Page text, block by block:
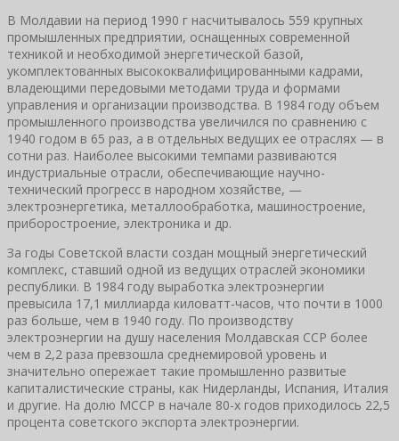
В Молдавии на период 1990 г насчитывалось 559 крупных
промышленных предприятии, оснащенных современной
техникой и необходимой энергетической базой,
укомплектованных высококвалифицированными кадрами,
владеющими передовыми методами труда и формами
управления и организации производства. В 1984 году объем
промышленного производства увеличился по сравнению с
1940 годом в 65 раз, а в отдельных ведущих ее отраслях — в
сотни раз. Наиболее высокими темпами развиваются
индустриальные отрасли, обеспечивающие научно-
технический прогресс в народном хозяйстве, —
электроэнергетика, металлообработка, машиностроение,
приборостроение, электроника и др.
За годы Советской власти создан мощный энергетический
комплекс, ставший одной из ведущих отраслей экономики
республики. В 1984 году выработка электроэнергии
превысила 17,1 миллиарда киловатт-часов, что почти в 1000
раз больше, чем в 1940 году. По производству
электроэнергии на душу населения Молдавская ССР более
чем в 2,2 раза превзошла среднемировой уровень и
значительно опережает такие промышленно развитые
капиталистические страны, как Нидерланды, Испания, Италия
и другие. На долю МССР в начале 80-х годов приходилось 22,5
процента советского экспорта электроэнергии.